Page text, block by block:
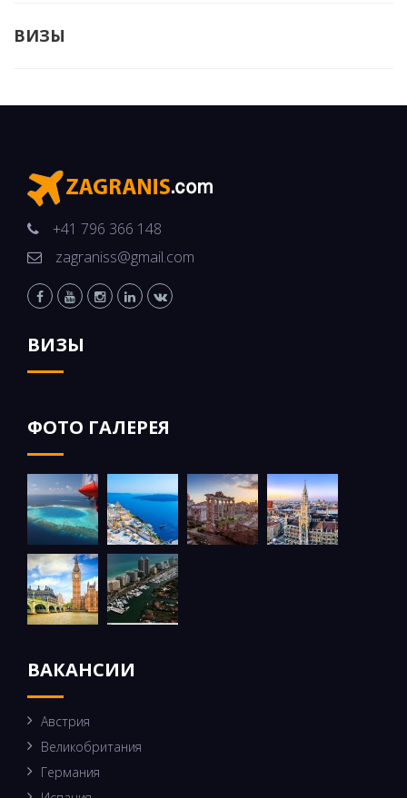
ВИЗЫ
+41 796 366 148
zagraniss@gmail.com
ВИЗЫ
ФОТО ГАЛЕРЕЯ
ВАКАНСИИ
Австрия
Великобритания
Германия